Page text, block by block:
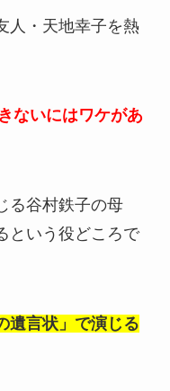
人・天地幸子を熱
ないにはワケがあ
る谷村鉄子の母
という役どころで
遺言状」で演じる